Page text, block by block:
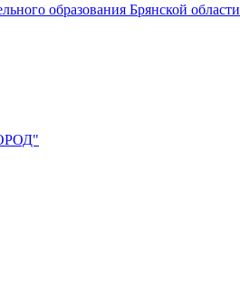
образования Брянской области